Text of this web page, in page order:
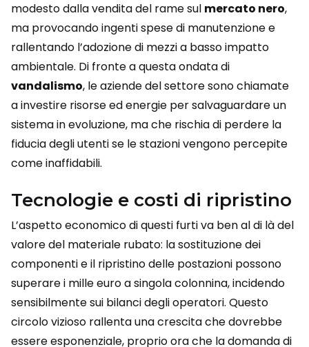
modesto dalla vendita del rame sul mercato nero,
ma provocando ingenti spese di manutenzione e
rallentando l’adozione di mezzi a basso impatto
ambientale. Di fronte a questa ondata di
vandalismo, le aziende del settore sono chiamate
a investire risorse ed energie per salvaguardare un
sistema in evoluzione, ma che rischia di perdere la
fiducia degli utenti se le stazioni vengono percepite
come inaffidabili.
Tecnologie e costi di ripristino
L’aspetto economico di questi furti va ben al di là del
valore del materiale rubato: la sostituzione dei
componenti e il ripristino delle postazioni possono
superare i mille euro a singola colonnina, incidendo
sensibilmente sui bilanci degli operatori. Questo
circolo vizioso rallenta una crescita che dovrebbe
essere esponenziale, proprio ora che la domanda di